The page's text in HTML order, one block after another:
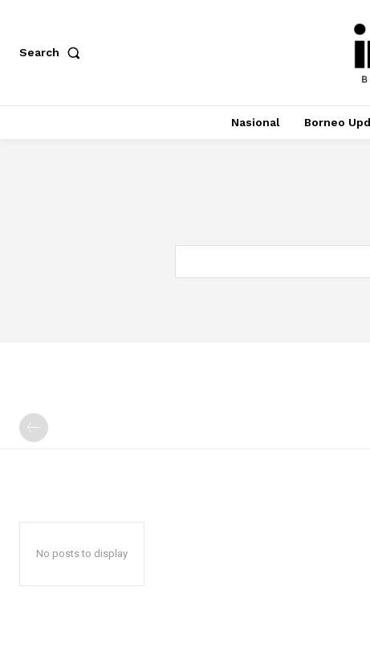
Search
Nasional Borneo
No posts to display